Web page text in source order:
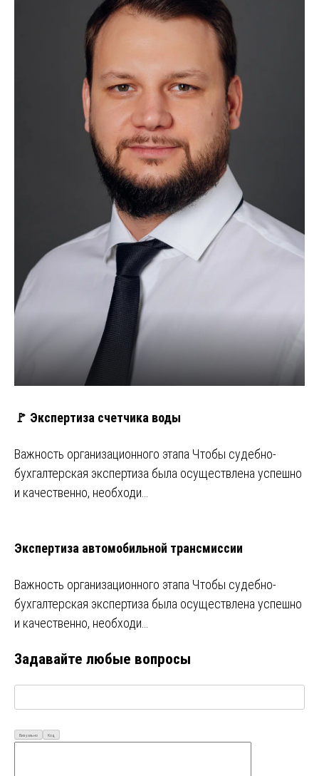
🚩 Экспертиза счетчика воды
Важность организационного этапа Чтобы судебно-
бухгалтерская экспертиза была осуществлена успешно
и качественно, необходи…
Экспертиза автомобильной трансмиссии
Важность организационного этапа Чтобы судебно-
бухгалтерская экспертиза была осуществлена успешно
и качественно, необходи…
Задавайте любые вопросы
Визуально Код